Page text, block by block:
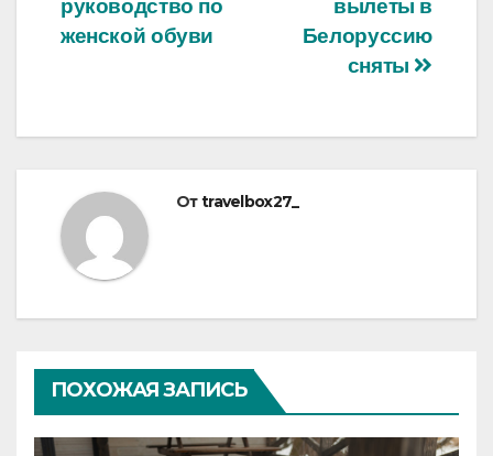
по
вылеты в
Белоруссию
сняты
руководство по
женской обуви
Отtravelbox27_
ПОХОЖАЯ ЗАПИСЬ